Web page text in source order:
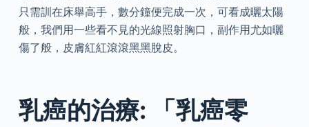
只需訓在床舉高手，數分鐘便完成一次，可看成曬太陽
般，我們用一些看不見的光線照射胸口，副作用尤如曬
傷了般，皮膚紅紅滾滾黑黑脫皮。
乳癌的治療: 「乳癌零